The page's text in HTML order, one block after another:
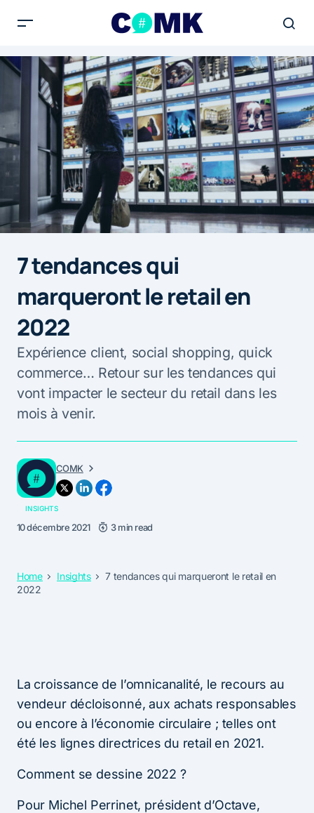
7 tendances qui
marqueront le retail en
2022
Expérience client, social shopping, quick
commerce… Retour sur les tendances qui
vont impacter le secteur du retail dans les
mois à venir.
COMK
INSIGHTS
10 décembre 2021 3 min read
Home Insights
7 tendances qui marqueront le retail en
2022
La croissance de l’omnicanalité, le recours au
vendeur décloisonné, aux achats responsables
ou encore à l’économie circulaire ; telles ont
été les lignes directrices du retail en 2021.
Comment se dessine 2022 ?
Pour Michel Perrinet, président d’Octave,